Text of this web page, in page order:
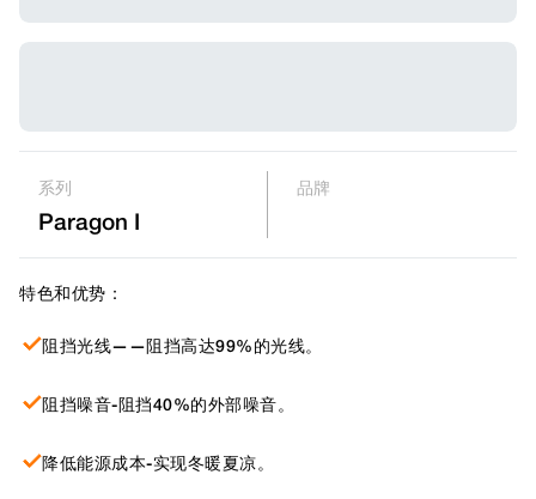
系列
Paragon I
品牌
特色和优势：
阻挡光线——阻挡高达99%的光线。
阻挡噪音-阻挡40%的外部噪音。
降低能源成本-实现冬暖夏凉。